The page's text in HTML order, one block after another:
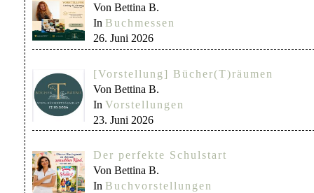
Von Bettina B.
In Buchmessen
26. Juni 2026
[Vorstellung] Bücher(T)räumen
Von Bettina B.
In Vorstellungen
23. Juni 2026
Der perfekte Schulstart
Von Bettina B.
In Buchvorstellungen